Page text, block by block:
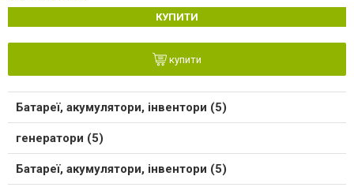
КУПИТИ
купити
Батареї, акумулятори, інвентори (5)
генератори (5)
Батареї, акумулятори, інвентори (5)